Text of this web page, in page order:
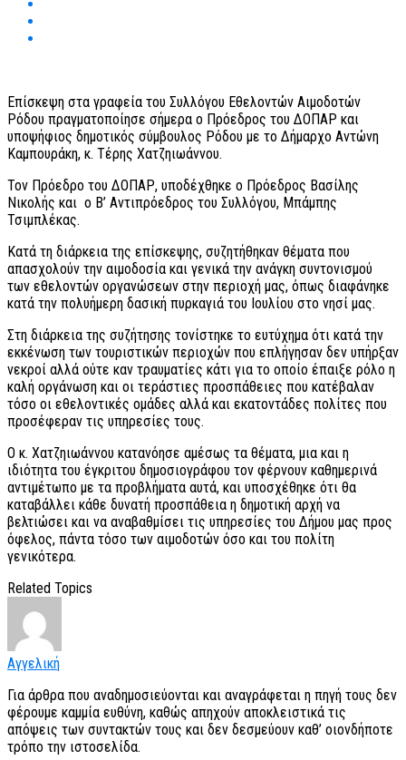
Επίσκεψη στα γραφεία του Συλλόγου Εθελοντών Αιμοδοτών
Ρόδου πραγματοποίησε σήμερα ο Πρόεδρος του ΔΟΠΑΡ και
υποψήφιος δημοτικός σύμβουλος Ρόδου με το Δήμαρχο Αντώνη
Καμπουράκη, κ. Τέρης Χατζηιωάννου.
Τον Πρόεδρο του ΔΟΠΑΡ, υποδέχθηκε ο Πρόεδρος Βασίλης
Νικολής και ο Β’ Αντιπρόεδρος του Συλλόγου, Μπάμπης
Τσιμπλέκας.
Κατά τη διάρκεια της επίσκεψης, συζητήθηκαν θέματα που
απασχολούν την αιμοδοσία και γενικά την ανάγκη συντονισμού
των εθελοντών οργανώσεων στην περιοχή μας, όπως διαφάνηκε
κατά την πολυήμερη δασική πυρκαγιά του Ιουλίου στο νησί μας.
Στη διάρκεια της συζήτησης τονίστηκε το ευτύχημα ότι κατά την
εκκένωση των τουριστικών περιοχών που επλήγησαν δεν υπήρξαν
νεκροί αλλά ούτε καν τραυματίες κάτι για το οποίο έπαιξε ρόλο η
καλή οργάνωση και οι τεράστιες προσπάθειες που κατέβαλαν
τόσο οι εθελοντικές ομάδες αλλά και εκατοντάδες πολίτες που
προσέφεραν τις υπηρεσίες τους.
Ο κ. Χατζηιωάννου κατανόησε αμέσως τα θέματα, μια και η
ιδιότητα του έγκριτου δημοσιογράφου τον φέρνουν καθημερινά
αντιμέτωπο με τα προβλήματα αυτά, και υποσχέθηκε ότι θα
καταβάλλει κάθε δυνατή προσπάθεια η δημοτική αρχή να
βελτιώσει και να αναβαθμίσει τις υπηρεσίες του Δήμου μας προς
όφελος, πάντα τόσο των αιμοδοτών όσο και του πολίτη
γενικότερα.
Related Topics
Αγγελική
Για άρθρα που αναδημοσιεύονται και αναγράφεται η πηγή τους δεν
φέρουμε καμμία ευθύνη, καθώς απηχούν αποκλειστικά τις
απόψεις των συντακτών τους και δεν δεσμεύουν καθ’ οιονδήποτε
τρόπο την ιστοσελίδα.